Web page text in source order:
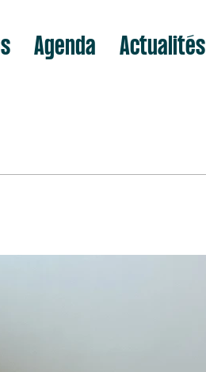
Agenda Actualités